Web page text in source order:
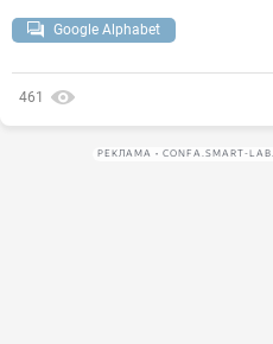
Google Alphabet
461
РЕКЛАМА • CONFA.SMART-